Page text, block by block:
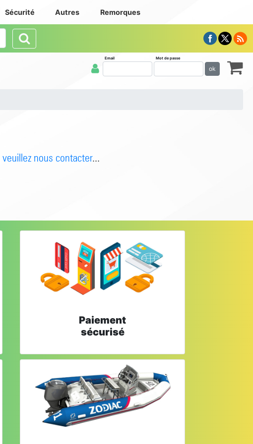
Sécurité Autres Remorques
Email Mot de passe
ok
veuillez nous contacter...
Paiement
sécurisé